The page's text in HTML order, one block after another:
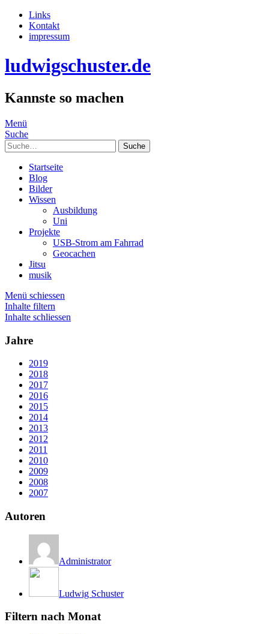
Links
Kontakt
impressum
ludwigschuster.de
Kannste so machen
Menü
Suche
Suche
Startseite
Blog
Bilder
Wissen
Ausbildung
Uni
Projekte
USB-Strom am Fahrrad
Geocachen
Jitsu
musik
Menü schiessen
Inhalte filtern
Inhalte schliessen
Jahre
2019
2018
2017
2016
2015
2014
2013
2012
2011
2010
2009
2008
2007
Autoren
Administrator
Ludwig Schuster
Filtern nach Monat